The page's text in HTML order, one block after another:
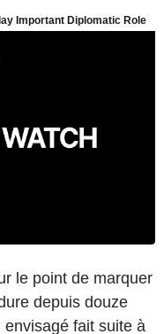
le point de marquer
depuis douze
fait suite à